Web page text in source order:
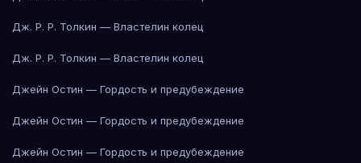
Дж. Р. Р. Толкин — Властелин колец
Дж. Р. Р. Толкин — Властелин колец
Джейн Остин — Гордость и предубеждение
Джейн Остин — Гордость и предубеждение
Джейн Остин — Гордость и предубеждение